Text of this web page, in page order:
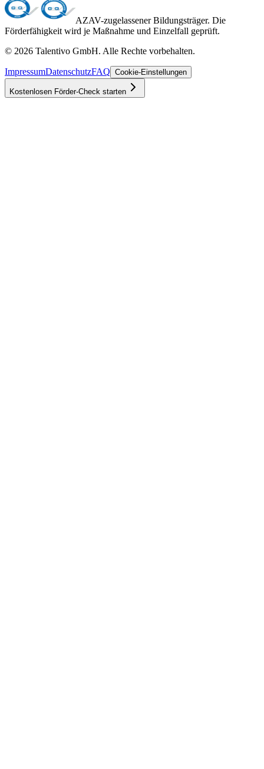
AZAV-zugelassener Bildungsträger. Die
Förderfähigkeit wird je Maßnahme und Einzelfall geprüft.
© 2026 Talentivo GmbH. Alle Rechte vorbehalten.
ImpressumDatenschutzFAQ Cookie-Einstellungen
Kostenlosen Förder-Check starten